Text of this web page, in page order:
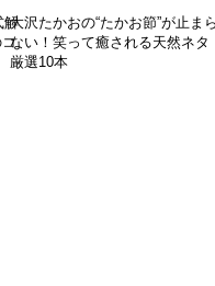
解大沢たかおの“たかお節”が止ま
ない！笑って癒される天然ネタ
厳選10本